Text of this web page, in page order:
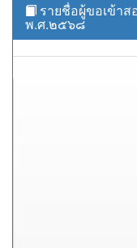
รายชื่อผู้ขอเข้า
พ.ศ.๒๕๖๘